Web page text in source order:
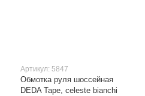
Артикул: 5847
Обмотка руля шоссейная
DEDA Tape, celeste bianchi